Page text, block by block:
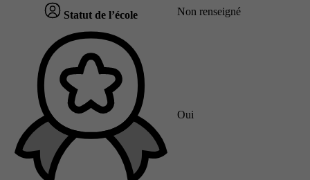
Statut de l’école Non renseigné
Oui